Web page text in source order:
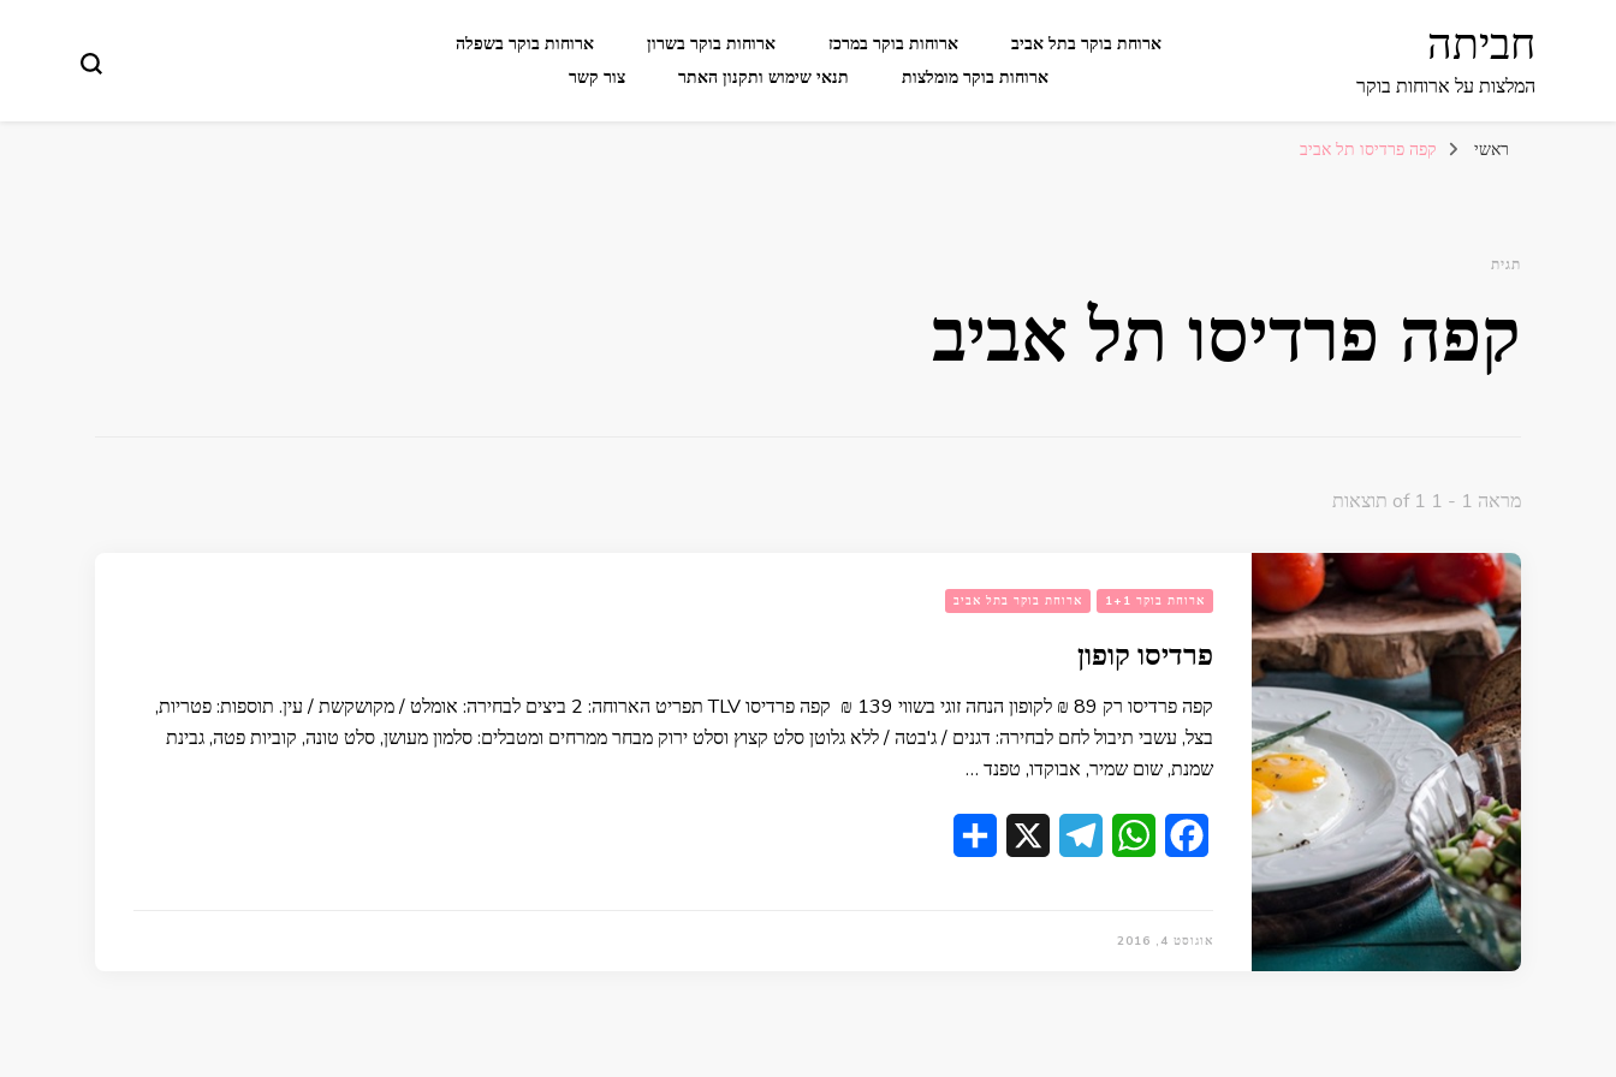
חביתה
המלצות על ארוחות בוקר
ארוחת בוקר בתל אביב ארוחות בוקר במרכז ארוחות בוקר בשרון
ארוחות בוקר בשפלה
ארוחות בוקר מומלצות
תנאי שימוש ותקנון האתר צור קשר
ראשי קפה פרדיסו תל אביב
תגית
קפה פרדיסו תל אביב
מראה 1 - 1 of 1 תוצאות
ארוחת בוקר 1+1 ארוחת בוקר בתל אביב
פרדיסו קופון
קפה פרדיסו רק 89 ₪ לקופון הנחה זוגי בשווי 139 ₪ קפה פרדיסו TLV תפריט הארוחה: 2 ביצים לבחירה: אומלט / מקושקשת / עין. תוספות: פטריות,
בצל, עשבי תיבול לחם לבחירה: דגנים / ג'בטה / ללא גלוטן סלט קצוץ וסלט ירוק מבחר ממרחים ומטבלים: סלמון מעושן, סלט טונה, קוביות פטה, גבינת
שמנת, שום שמיר, אבוקדו, טפנד …
Facebook
WhatsApp
Telegram
אוגוסט 4, 2016